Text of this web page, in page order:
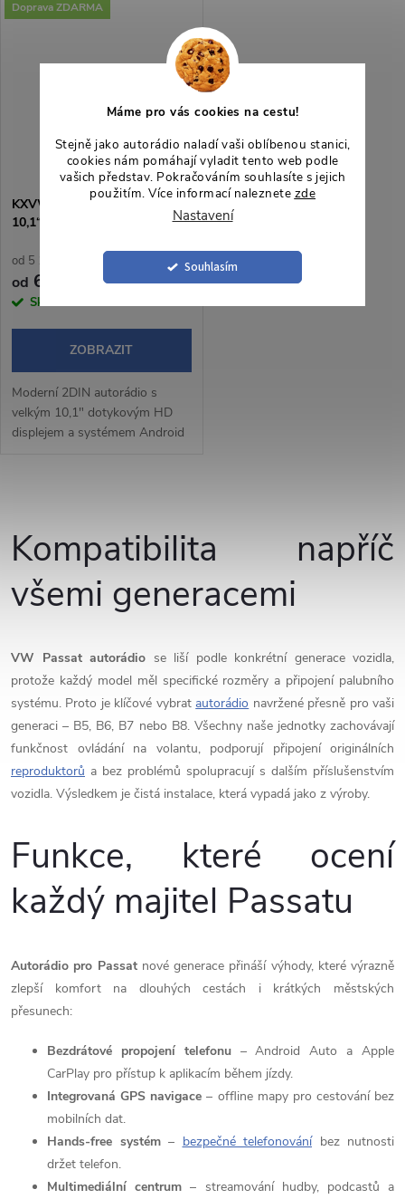
Máme pro vás cookies na cestu!
Stejně jako autorádio naladí vaši oblíbenou stanici,
cookies nám pomáhají vyladit tento web podle
vašich představ. Pokračováním souhlasíte s jejich
použitím. Více informací naleznete zde
Nastavení
Souhlasím
otočným potenciometrem
Android Auto, Bluetooth
handsfree, WebLink 3.0 a...
Doprava ZDARMA
KXVWPST102 Autorádio
10,1“ Android pro Volkswagen
od 5 123,97 Kč bez DPH
od 6 200 Kč
Skladem2 ks
ZOBRAZIT
Moderní 2DIN autorádio s
velkým 10,1" dotykovým HD
displejem a systémem Android
v
l
á
d
a
c
í
p
r
v
k
v
ý
Kompatibilita napříč
všemi generacemi
VW Passat autorádio se liší podle konkrétní generace vozidla,
protože každý model měl specifické rozměry a připojení palubního
systému. Proto je klíčové vybrat autorádio navržené přesně pro vaši
generaci – B5, B6, B7 nebo B8. Všechny naše jednotky zachovávají
funkčnost ovládání na volantu, podporují připojení originálních
reproduktorů a bez problémů spolupracují s dalším příslušenstvím
vozidla. Výsledkem je čistá instalace, která vypadá jako z výroby.
Funkce, které ocení
každý majitel Passatu
Autorádio pro Passatnové generace přináší výhody, které výrazně
zlepší komfort na dlouhých cestách i krátkých městských
přesunech:
Bezdrátové propojení telefonu– Android Auto a Apple
CarPlay pro přístup k aplikacím během jízdy.
Integrovaná GPS navigace – offline mapy pro cestování bez
mobilních dat.
Hands-free systém– bezpečné telefonováníbez nutnosti
držet telefon.
Multimediální centrum – streamování hudby, podcastů a